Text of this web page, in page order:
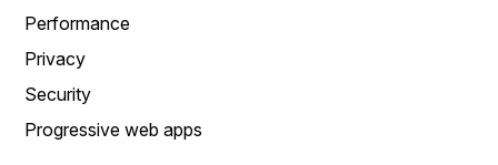
Performance
Privacy
Security
Progressive web apps